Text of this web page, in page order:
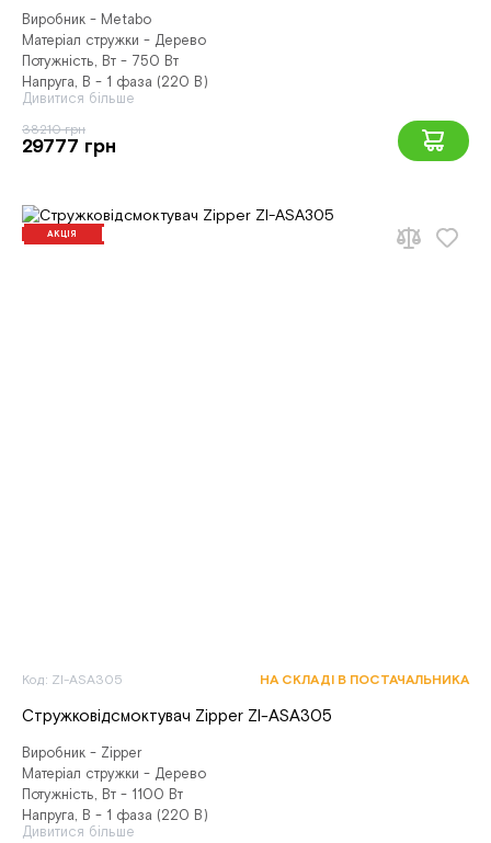
Виробник - Metabo
Матеріал стружки - Дерево
Потужність, Вт - 750 Вт
Напруга, В - 1 фаза (220 В)
Дивитися більше
38210 грн
29777 грн
АКЦІЯ
Код: ZI-ASA305 НА СКЛАДІ В ПОСТАЧАЛЬНИКА
Стружковідсмоктувач Zipper ZI-ASA305
Виробник - Zipper
Матеріал стружки - Дерево
Потужність, Вт - 1100 Вт
Напруга, В - 1 фаза (220 В)
Дивитися більше